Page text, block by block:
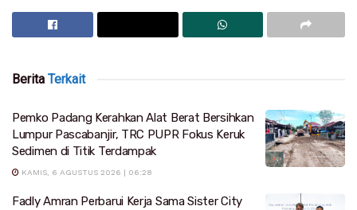
Berita Terkait
Pemko Padang Kerahkan Alat Berat Bersihkan
Lumpur Pascabanjir, TRC PUPR Fokus Keruk
Sedimen di Titik Terdampak
KAMIS, 6 AGUSTUS 2026 | 06:28
Fadly Amran Perbarui Kerja Sama Sister City